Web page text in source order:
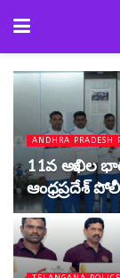
ANDHRA PRADESH
11వ అఖిల
ఆంధ్రప్రదేశ్